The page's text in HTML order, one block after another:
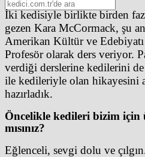
İki kedisiyle birlikte birden
gezen Kara McCormack, şu
Amerikan Kültür ve
Profesör olarak ders veriyor.
verdiği derslerine kedilerini
ile kedileriyle olan hikayesini
hazırladık.
Öncelikle kedileri bizim için
mısınız?
Eğlenceli, sevgi dolu ve